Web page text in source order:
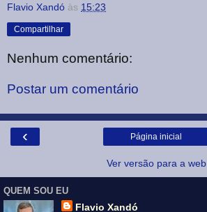
Flavio Xandó às 15:23
Compartilhar
Nenhum comentário:
Postar um comentário
‹ Página inicial
Ver versão para a web
QUEM SOU EU
Flavio Xandó